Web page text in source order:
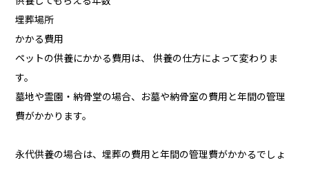
埋葬場所
かかる費用
ペットの供養にかかる費用は、 供養の仕方によって変わりま
す。
墓地や霊園・納骨堂の場合、お墓や納骨室の費用と年間の管理
費がかかります。
永代供養の場合は、埋葬の費用と年間の管理費がかかるでしょ